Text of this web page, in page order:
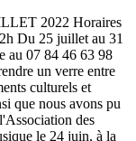
2022 Horaires
Du 25 juillet au 31
au 07 84 46 63 98
un verre entre
culturels et
que nous avons pu
des
le 24 juin, à la